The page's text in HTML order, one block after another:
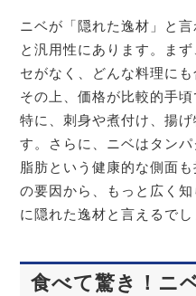
ニベが「隠れた逸材」と
と汎用性にあります。ま
セがなく、どんな料理に
その上、価格が比較的手
特に、刺身や煮付け、揚
す。さらに、ニベはタン
脂肪という健康的な側面
の要因から、もっと広く
に隠れた逸材と言えるでし
食べて驚き！ニ